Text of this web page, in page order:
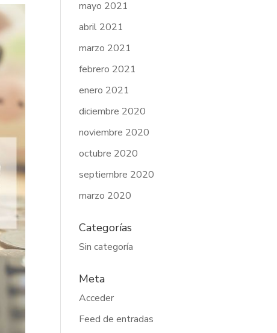
mayo 2021
abril 2021
marzo 2021
febrero 2021
enero 2021
diciembre 2020
noviembre 2020
octubre 2020
septiembre 2020
marzo 2020
Categorías
Sin categoría
Meta
Acceder
Feed de entradas